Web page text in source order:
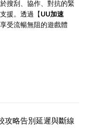
搜刮、協作、對抗的緊
援。透過【UU加速
受流暢無阻的遊戲體
攻略告別延遲與斷線